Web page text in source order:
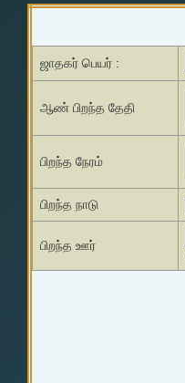
ஜாதகர் பெயர் :
ஆண் பிறந்த தேதி
பிறந்த நேரம்
பிறந்த நாடு
பிறந்த ஊர்